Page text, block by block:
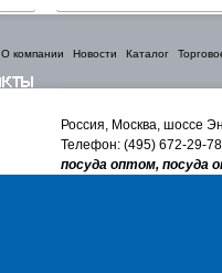
О компании Новости Каталог
Россия, Москва, шоссе
Телефон: (495) 672-29-
посуда оптом, посуда